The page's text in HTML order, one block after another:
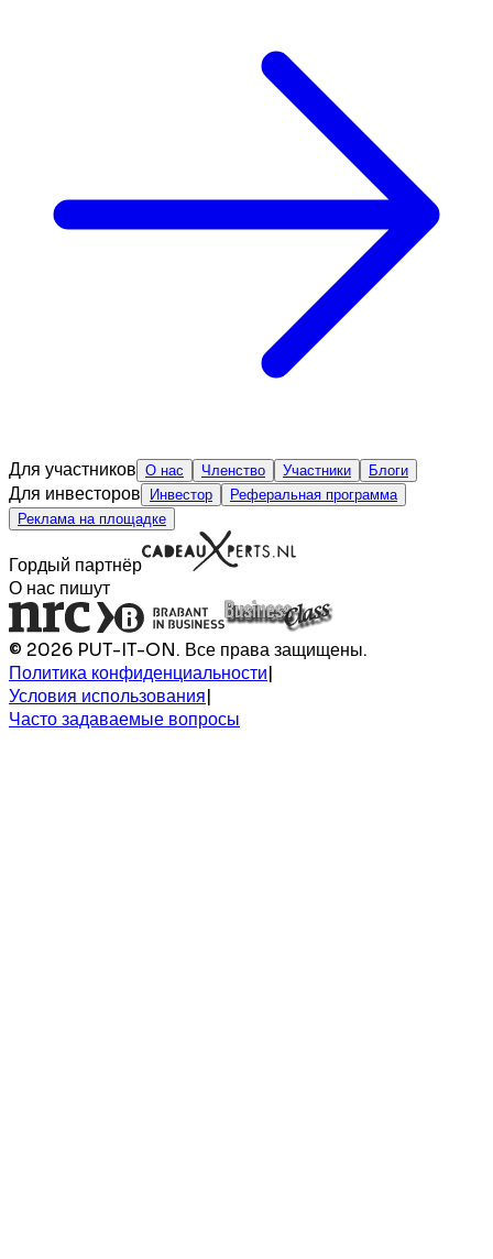
Для участников О нас Членство Участники Блоги
Для инвесторов Инвестор
Реферальная программа
Реклама на площадке
Гордый партнёр
О нас пишут
© 2026 PUT-IT-ON. Все права защищены.
Политика конфиденциальности|
Условия использования|
Часто задаваемые вопросы